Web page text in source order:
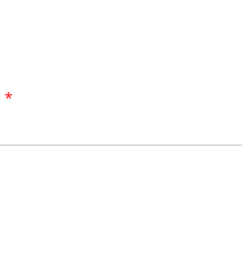
*